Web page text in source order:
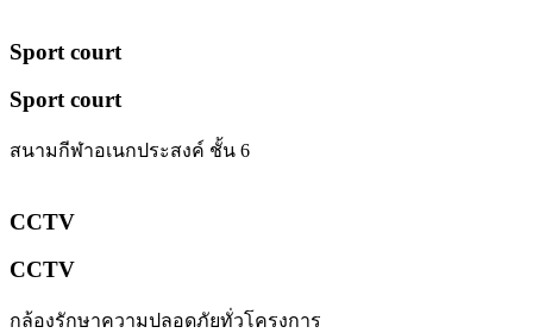
Sport court
Sport court
สนามกีฬาอเนกประสงค์ ชั้น 6
CCTV
CCTV
กล้องรักษาความปลอดภัยทั่วโครงการ